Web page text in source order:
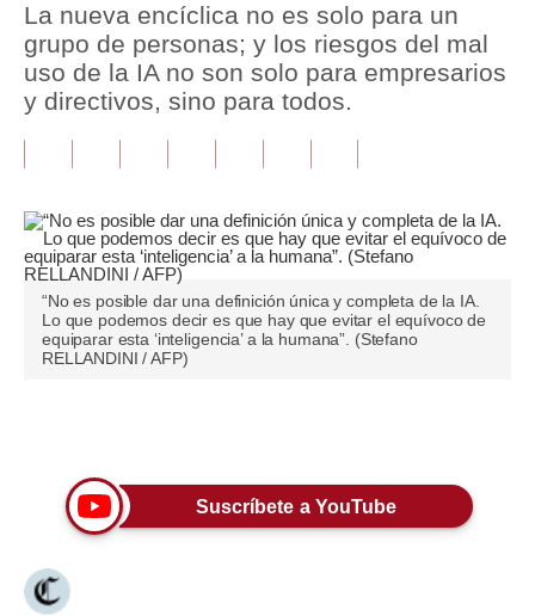
Política
Inmobiliarias
Plus G
Opinión
Editorial
Tendencias
Viajes
La nueva encíclica no es solo para un
grupo de personas; y los riesgos del mal
uso de la IA no son solo para empresarios
y directivos, sino para todos.
“No es posible dar una definición única y completa de la IA.
Lo que podemos decir es que hay que evitar el equívoco de
equiparar esta ‘inteligencia’ a la humana”. (Stefano
RELLANDINI / AFP)
Suscríbete a YouTube